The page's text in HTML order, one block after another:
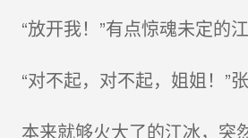
“放开我！”有点惊魂未定的
“对不起，对不起，姐姐！”
本来就够火大了的江冰，突